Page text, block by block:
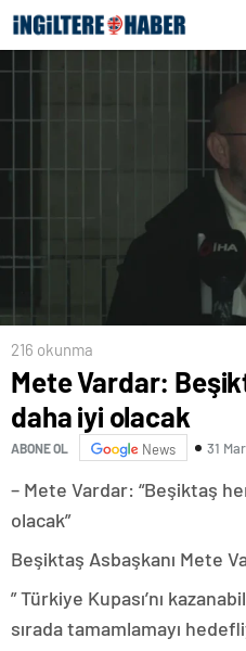
216 okunma
Mete Vardar:
daha iyi olacak
ABONE OL News 31
– Mete Vardar: “Beşiktaş
olacak”
Beşiktaş Asbaşkanı Mete
” Türkiye Kupası’nı
sırada tamamlamayı